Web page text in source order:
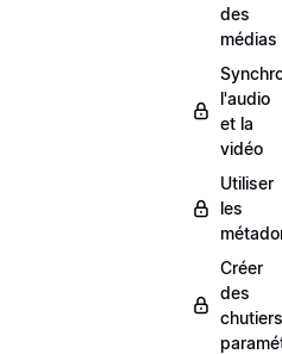
des
médias
l'audio
et la
vidéo
Utiliser
les
Créer
des
chutiers